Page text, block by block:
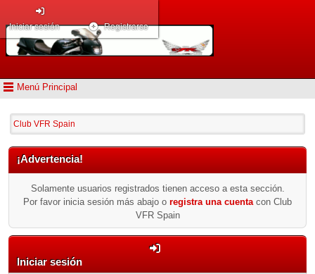
Menú Principal
Iniciar sesión Registrarse
Club VFR Spain
¡Advertencia!
Solamente usuarios registrados tienen acceso a esta sección.
Por favor inicia sesión más abajo o registra una cuenta con Club
VFR Spain
Iniciar sesión